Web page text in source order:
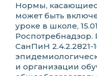
Нормы,
может быть
уроке в школе,
Роспотребнадзор.
СанПиН 2.4.2.2821-
и организации